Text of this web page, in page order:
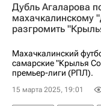
РПЛ 2026-2027
Дубль Агаларова
махачкалинскому
разгромить
Махачкалинский
самарские "Крылья
премьер-лиги (РПЛ).
15 марта 2025, 19:01